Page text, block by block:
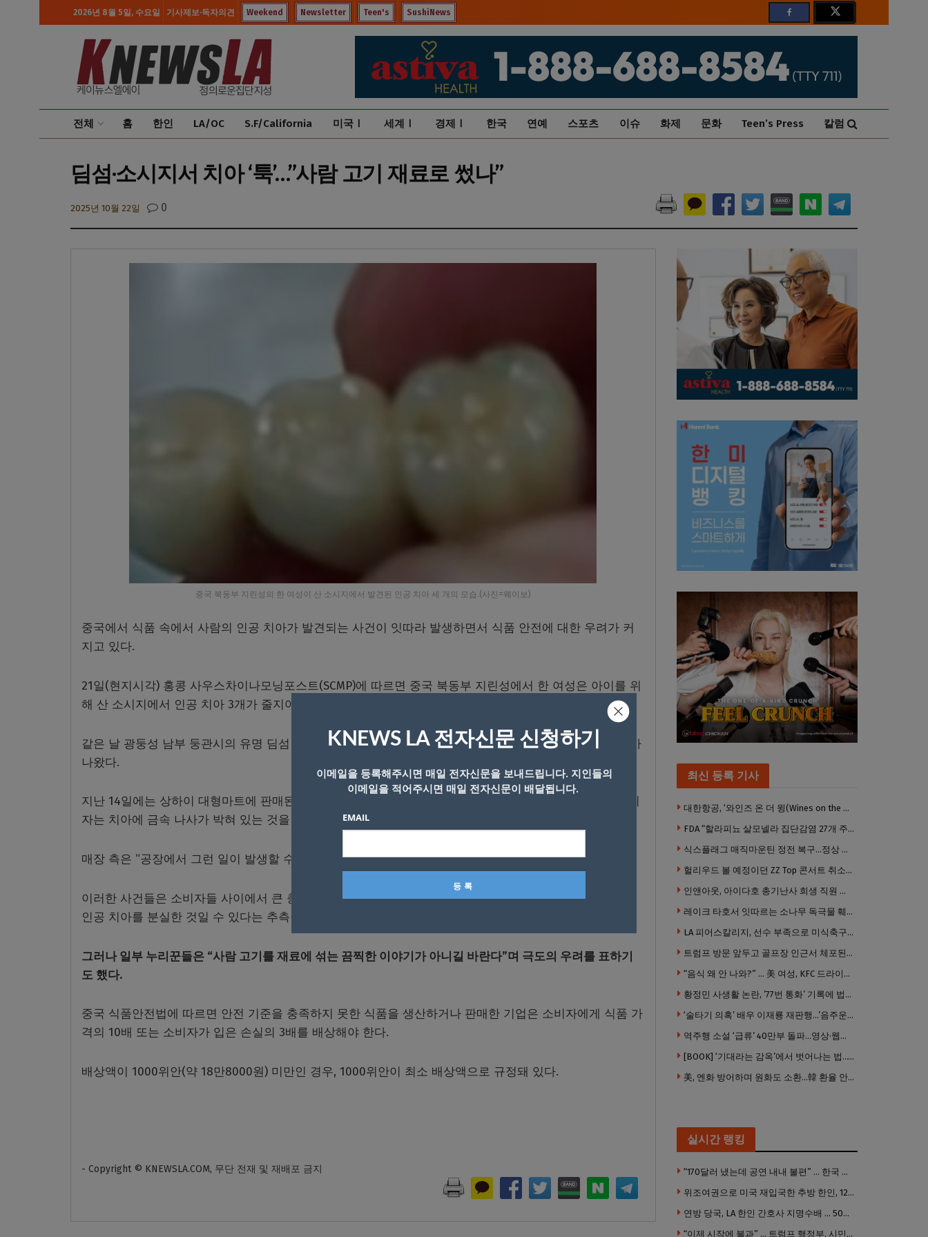
2026년 8월 5일, 수요일 기사제보·독자의견 Weekend Newsletter Teen's SushiNews
전체 홈 한인 LA/OC S.F/California 미국Ⅰ 세계Ⅰ 경제Ⅰ 한국 연예 스포츠 이슈 화제 문화 Teen’s Press 칼럼
딤섬·소시지서 치아 ‘툭’…”사람 고기 재료로 썼나”
2025년 10월 22일 0
중국 북동부 지린성의 한 여성이 산 소시지에서 발견된 인공 치아 세 개의 모습.(사진=웨이보)
중국에서 식품 속에서 사람의 인공 치아가 발견되는 사건이 잇따라 발생하면서 식품 안전에 대한 우려가 커
지고 있다.
21일(현지시각) 홍콩 사우스차이나모닝포스트(SCMP)에 따르면 중국 북동부 지린성에서 한 여성은 아이를 위
해 산 소시지에서 인공 치아 3개가 줄지어 나왔다고 주장했다.
같은 날 광둥성 남부 둥관시의 유명 딤섬 체인점에서도 딤섬을 먹던 도중 사람의 치아 두 개를 발견한 사례가
나왔다.
지난 14일에는 상하이 대형마트에 판매된 호두 케이크에서 인공 치아 1개가 나왔다는 제보가 이어졌다. 소비
자는 치아에 금속 나사가 박혀 있는 것을 보고 인공 치아임을 즉시 알았다고 진술한 것으로 알려졌다.
매장 측은 “공장에서 그런 일이 발생할 수 없다”면서도 고객에게 1000위안(약 20만 원)의 보상을 제시했다.
이러한 사건들은 소비자들 사이에서 큰 충격과 불안을 일으켰으며, 일부는 식품 생산 과정에서 노동자들이
인공 치아를 분실한 것일 수 있다는 추측을 내놨다.
그러나 일부 누리꾼들은 “사람 고기를 재료에 섞는 끔찍한 이야기가 아니길 바란다”며 극도의 우려를 표하기
도 했다.
중국 식품안전법에 따르면 안전 기준을 충족하지 못한 식품을 생산하거나 판매한 기업은 소비자에게 식품 가
격의 10배 또는 소비자가 입은 손실의 3배를 배상해야 한다.
배상액이 1000위안(약 18만8000원) 미만인 경우, 1000위안이 최소 배상액으로 규정돼 있다.
- Copyright © KNEWSLA.COM, 무단 전재 및 재배포 금지
최신 등록 기사
대한항공, ‘와인즈 온 더 윙(Wines on the Wing) 2026’ 5개 부문 수상
FDA “할라피뇨 살모넬라 집단감염 27개 주로 확산”…345명 감염·36명 입원
식스플래그 매직마운틴 정전 복구…정상 개장
헐리우드 볼 예정이던 ZZ Top 콘서트 취소…“예상치 못한 인력 문제”
인앤아웃, 아이다호 총기난사 희생 직원 애슐리 가리베이 추모
레이크 타호서 잇따르는 소나무 독극물 훼손…4년째 용의자 오리무중
LA 피어스칼리지, 선수 부족으로 미식축구팀 시즌 전격 중단
트럼프 방문 앞두고 골프장 인근서 체포된 남성…연방 총기 혐의 적용
“음식 왜 안 나와?” … 美 여성, KFC 드라이브 스루서 소총 위협
황정민 사생활 논란, ’77번 통화’ 기록에 법조계 주목
‘술타기 의혹’ 배우 이재룡 재판행…’음주운전’ 혐의는 제외
역주행 소설 ‘급류’ 40만부 돌파…영상·웹툰으로도 나온다
[BOOK] ‘기대라는 감옥’에서 벗어나는 법…’나는 도대체 왜 눈치를 볼까’
美, 엔화 방어하며 원화도 소환…韓 환율 안정 ‘우군’ 되나
실시간 랭킹
“170달러 냈는데 공연 내내 불편” … 한국 코미디언 LA공연, 음향 불량에 외모 비하 개그 논란
위조여권으로 미국 재입국한 추방 한인, 120만 달러 은행 사기 행각
연방 당국, LA 한인 간호사 지명수배 … 500만 달러 메디캐어 사기, 선고 직전 한국 도주
“이제 시작에 불과” … 트럼프 행정부, 시민권 박탈 본격화
KNEWS LA 전자신문 신청하기
이메일을 등록해주시면 매일 전자신문을 보내드립니다. 지인들의
이메일을 적어주시면 매일 전자신문이 배달됩니다.
EMAIL